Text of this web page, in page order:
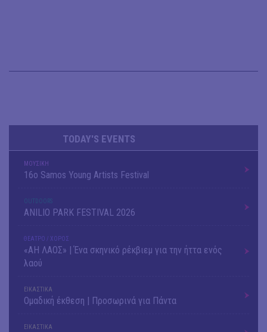
TODAY'S EVENTS
ΜΟΥΣΙΚΗ
16o Samos Young Artists Festival
OUTDΟORS
ANILIO PARK FESTIVAL 2026
ΘΕΑΤΡΟ / ΧΟΡΟΣ
«ΑΗ ΛΑΟΣ» | Ένα σκηνικό ρέκβιεμ για την ήττα ενός
λαού
ΕΙΚΑΣΤΙΚΑ
Ομαδική έκθεση | Προσωρινά για Πάντα
ΕΙΚΑΣΤΙΚΑ